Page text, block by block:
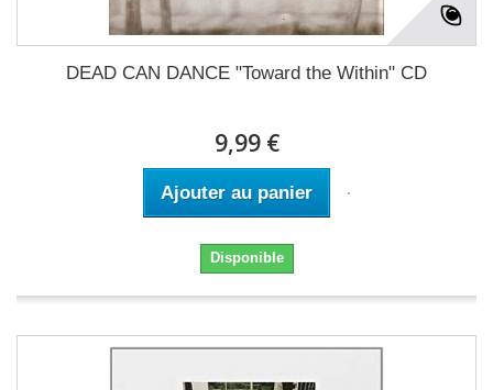
DEAD CAN DANCE "Toward the Within" CD
9,99 €
Ajouter au panier
Disponible